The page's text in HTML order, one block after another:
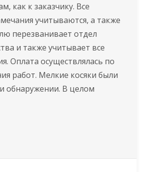
как к заказчику. Все
учитываются, а также
перезванивает отдел
и также учитывает все
Оплата осуществлялась по
работ. Мелкие косяки были
обнаружении. В целом